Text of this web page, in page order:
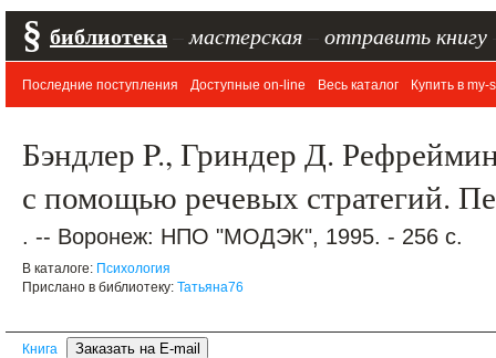
§ библиотека мастерская отправить книгу
Последние поступления Доступные on-line Весь каталог Купить в my-
Бэндлер P., Гриндер Д.
с помощью речевых стратегий.
. -- Воронеж: НПО "МОДЭК", 1995. - 256 с.
В каталоге: Психология
Прислано в библиотеку: Татьяна76
Книга